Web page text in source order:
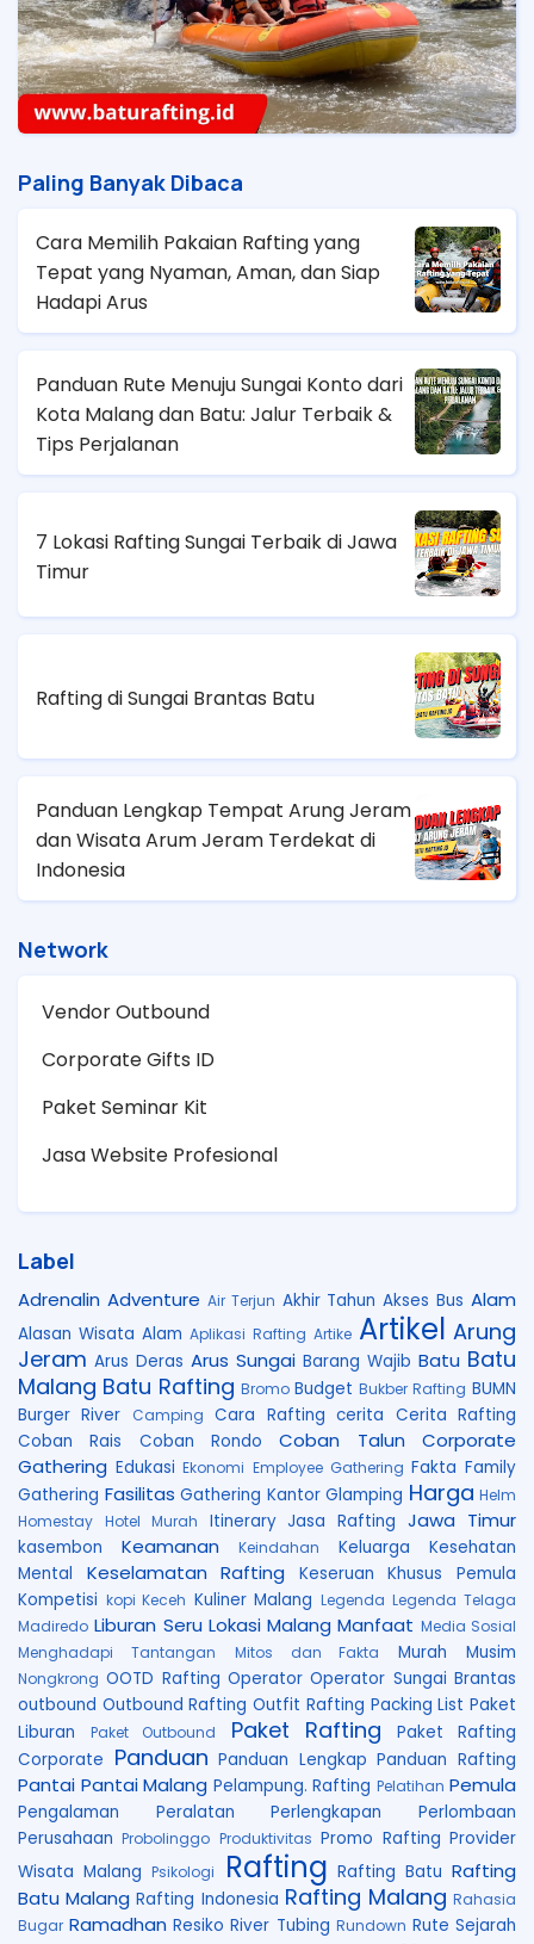
Paling Banyak Dibaca
Cara Memilih Pakaian Rafting yang
Tepat yang Nyaman, Aman, dan Siap
Hadapi Arus
Panduan Rute Menuju Sungai Konto dari
Kota Malang dan Batu: Jalur Terbaik &
Tips Perjalanan
7 Lokasi Rafting Sungai Terbaik di Jawa
Timur
Rafting di Sungai Brantas Batu
Panduan Lengkap Tempat Arung Jeram
dan Wisata Arum Jeram Terdekat di
Indonesia
Network
Vendor Outbound
Corporate Gifts ID
Paket Seminar Kit
Jasa Website Profesional
Label
Adrenalin Adventure Air Terjun Akhir Tahun Akses Bus Alam
Alasan Wisata Alam Aplikasi Rafting Artike Artikel Arung
Jeram Arus Deras Arus Sungai Barang Wajib Batu Batu
Malang Batu Rafting Bromo Budget Bukber Rafting BUMN
Burger River
Camping Cara Rafting cerita Cerita Rafting
Coban Rais
Coban Rondo Coban Talun
Corporate
Gathering Edukasi Ekonomi Employee Gathering Fakta Family
Gathering Fasilitas Gathering Kantor Glamping Harga Helm
Homestay Hotel Murah Itinerary Jasa Rafting Jawa Timur
kasembon Keamanan Keindahan Keluarga
Kesehatan
Mental
Keselamatan Rafting Keseruan
Khusus Pemula
Kompetisi kopi Keceh Kuliner Malang Legenda Legenda Telaga
Madiredo Liburan Seru Lokasi Malang Manfaat Media Sosial
Menghadapi Tantangan
Mitos dan Fakta Murah Musim
Nongkrong OOTD Rafting Operator Operator Sungai Brantas
outbound Outbound Rafting Outfit Rafting Packing List Paket
Liburan
Paket Outbound Paket Rafting
Paket Rafting
Corporate Panduan Panduan Lengkap Panduan Rafting
Pantai Pantai Malang Pelampung. Rafting Pelatihan Pemula
Pengalaman Peralatan Perlengkapan
Perlombaan
Perusahaan Probolinggo Produktivitas Promo Rafting Provider
Wisata Malang Psikologi Rafting Rafting Batu Rafting
Batu Malang Rafting Indonesia Rafting Malang Rahasia
Bugar Ramadhan Resiko River Tubing Rundown Rute Sejarah